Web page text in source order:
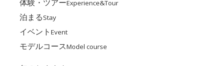
体験・ツアーExperience&Tour
泊まるStay
イベント Event
モデルコースModel course